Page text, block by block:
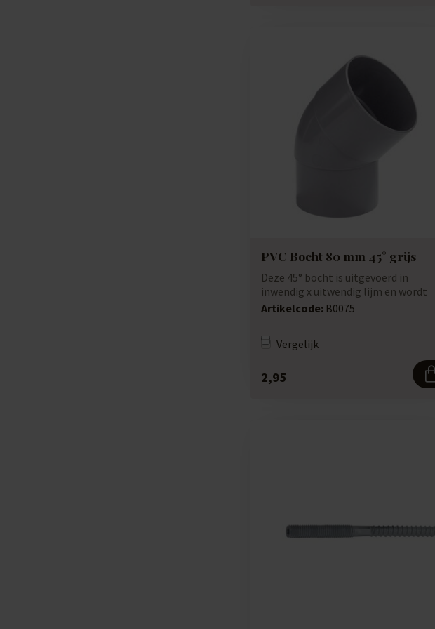
PVC Bocht 80 mm 45° grijs
Deze 45° bocht is uitgevoerd in
inwendig x uitwendig lijm en wordt
gebruikt voor...
Artikelcode: B0075
Vergelijk
2,95